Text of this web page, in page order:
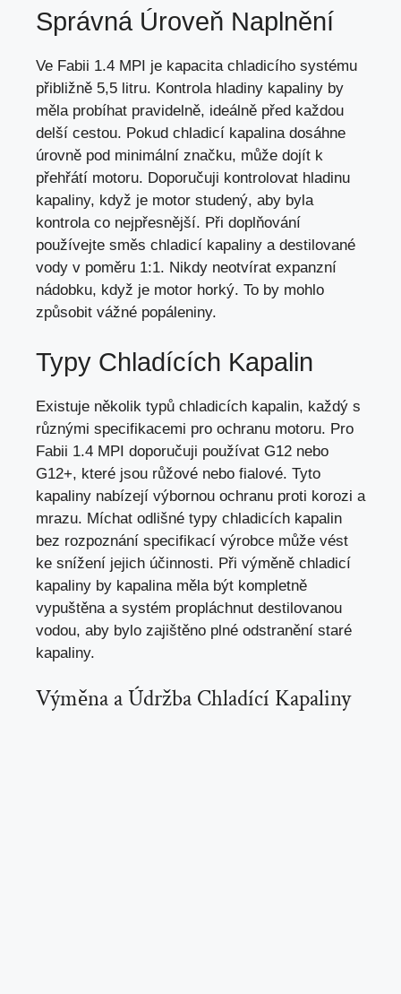
Správná Úroveň Naplnění
Ve Fabii 1.4 MPI je kapacita chladicího systému
přibližně 5,5 litru. Kontrola hladiny kapaliny by
měla probíhat pravidelně, ideálně před každou
delší cestou. Pokud chladicí kapalina dosáhne
úrovně pod minimální značku, může dojít k
přehřátí motoru. Doporučuji kontrolovat hladinu
kapaliny, když je motor studený, aby byla
kontrola co nejpřesnější. Při doplňování
používejte směs chladicí kapaliny a destilované
vody v poměru 1:1. Nikdy neotvírat expanzní
nádobku, když je motor horký. To by mohlo
způsobit vážné popáleniny.
Typy Chladících Kapalin
Existuje několik typů chladicích kapalin, každý s
různými specifikacemi pro ochranu motoru. Pro
Fabii 1.4 MPI doporučuji používat G12 nebo
G12+, které jsou růžové nebo fialové. Tyto
kapaliny nabízejí výbornou ochranu proti korozi a
mrazu. Míchat odlišné typy chladicích kapalin
bez rozpoznání specifikací výrobce může vést
ke snížení jejich účinnosti. Při výměně chladicí
kapaliny by kapalina měla být kompletně
vypuštěna a systém propláchnut destilovanou
vodou, aby bylo zajištěno plné odstranění staré
kapaliny.
Výměna a Údržba Chladící Kapaliny